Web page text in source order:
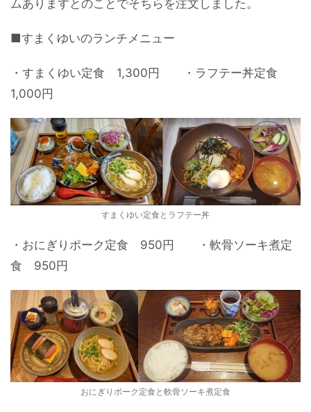
ムありますとのことでそちらを注文しました。
■すまくゆいのランチメニュー
・すまくゆい定食 1,300円 ・ラフテー丼定食
1,000円
すまくゆい定食とラフテー丼
・おにぎりポーク定食 950円 ・軟骨ソーキ煮定
食 950円
おにぎりポーク定食と軟骨ソーキ煮定食